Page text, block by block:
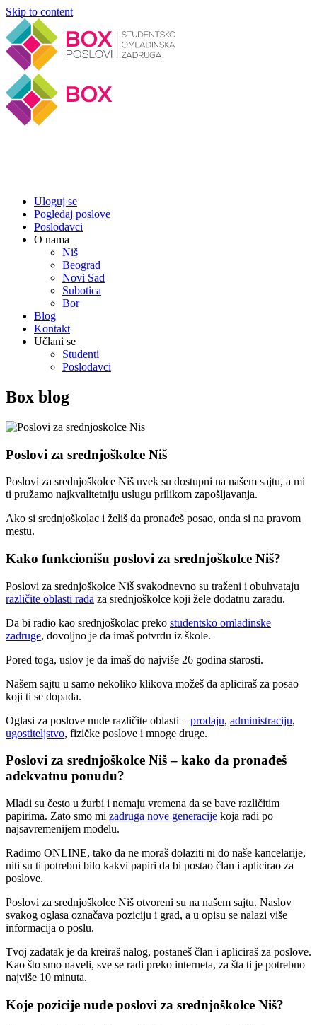
Skip to content
Uloguj se
Pogledaj poslove
Poslodavci
O nama
Niš
Beograd
Novi Sad
Subotica
Bor
Blog
Kontakt
Učlani se
Studenti
Poslodavci
Box blog
Poslovi za srednjoškolce Niš
Poslovi za srednjoškolce Niš uvek su dostupni na našem sajtu, a mi
ti pružamo najkvalitetniju uslugu prilikom zapošljavanja.
Ako si srednjoškolac i želiš da pronađeš posao, onda si na pravom
mestu.
Kako funkcionišu poslovi za srednjoškolce Niš?
Poslovi za srednjoškolce Niš svakodnevno su traženi i obuhvataju
različite oblasti rada za srednjoškolce koji žele dodatnu zaradu.
Da bi radio kao srednjoškolac preko studentsko omladinske
zadruge, dovoljno je da imaš potvrdu iz škole.
Pored toga, uslov je da imaš do najviše 26 godina starosti.
Našem sajtu u samo nekoliko klikova možeš da apliciraš za posao
koji ti se dopada.
Oglasi za poslove nude različite oblasti – prodaju, administraciju,
ugostiteljstvo, fizičke poslove i mnoge druge.
Poslovi za srednjoškolce Niš – kako da pronađeš
adekvatnu ponudu?
Mladi su često u žurbi i nemaju vremena da se bave različitim
papirima. Zato smo mi zadruga nove generacije koja radi po
najsavremenijem modelu.
Radimo ONLINE, tako da ne moraš dolaziti ni do naše kancelarije,
niti su ti potrebni bilo kakvi papiri da bi postao član i aplicirao za
poslove.
Poslovi za srednjoškolce Niš otvoreni su na našem sajtu. Naslov
svakog oglasa označava poziciju i grad, a u opisu se nalazi više
informacija o poslu.
Tvoj zadatak je da kreiraš nalog, postaneš član i apliciraš za poslove.
Kao što smo naveli, sve se radi preko interneta, za šta ti je potrebno
najviše 10 minuta.
Koje pozicije nude poslovi za srednjoškolce Niš?